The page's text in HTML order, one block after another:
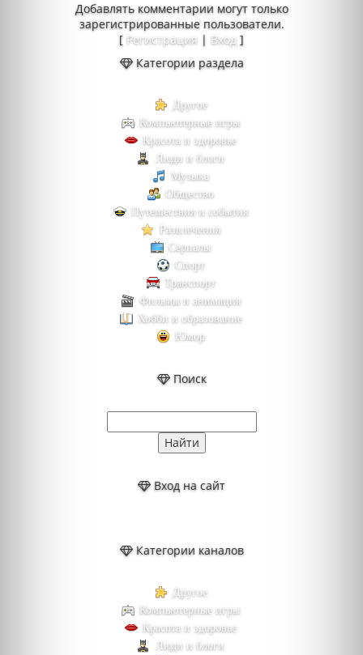
Добавлять комментарии могут только
зарегистрированные пользователи.
[ Регистрация | Вход ]
Категории раздела
Другое
Компьютерные игры
Красота и здоровье
Люди и блоги
Музыка
Общество
Путешествия и события
Развлечения
Сериалы
Спорт
Транспорт
Фильмы и анимация
Хобби и образование
Юмор
Поиск
Вход на сайт
Категории каналов
Другое
Компьютерные игры
Красота и здоровье
Люди и блоги